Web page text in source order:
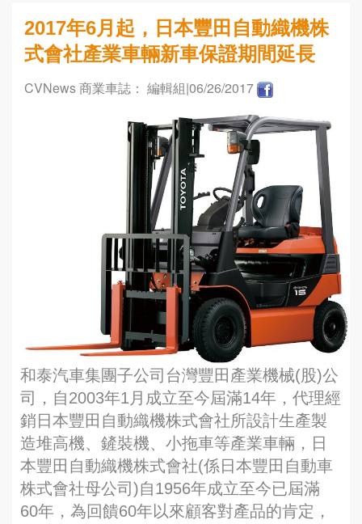
2017年6月起，日本豐田自動織機株
式會社產業車輛新車保證期間延長
CVNews 商業車誌： 編輯組|06/26/2017
和泰汽車集團子公司台灣豐田產業機械(股)公
司，自2003年1月成立至今屆滿14年，代理經
銷日本豐田自動織機株式會社所設計生產製
造堆高機、鏟裝機、小拖車等產業車輛，日
本豐田自動織機株式會社(係日本豐田自動車
株式會社母公司)自1956年成立至今已屆滿
60年，為回饋60年以來顧客對產品的肯定，